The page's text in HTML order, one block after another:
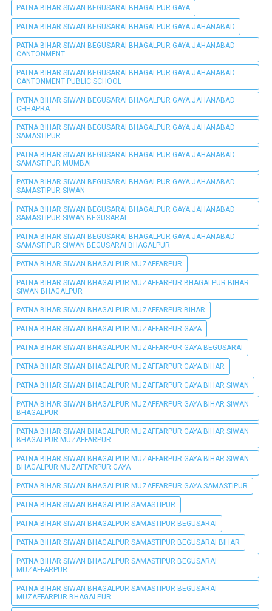
PATNA BIHAR SIWAN BEGUSARAI BHAGALPUR GAYA
PATNA BIHAR SIWAN BEGUSARAI BHAGALPUR GAYA JAHANABAD
PATNA BIHAR SIWAN BEGUSARAI BHAGALPUR GAYA JAHANABAD
CANTONMENT
PATNA BIHAR SIWAN BEGUSARAI BHAGALPUR GAYA JAHANABAD
CANTONMENT PUBLIC SCHOOL
PATNA BIHAR SIWAN BEGUSARAI BHAGALPUR GAYA JAHANABAD
CHHAPRA
PATNA BIHAR SIWAN BEGUSARAI BHAGALPUR GAYA JAHANABAD
SAMASTIPUR
PATNA BIHAR SIWAN BEGUSARAI BHAGALPUR GAYA JAHANABAD
SAMASTIPUR MUMBAI
PATNA BIHAR SIWAN BEGUSARAI BHAGALPUR GAYA JAHANABAD
SAMASTIPUR SIWAN
PATNA BIHAR SIWAN BEGUSARAI BHAGALPUR GAYA JAHANABAD
SAMASTIPUR SIWAN BEGUSARAI
PATNA BIHAR SIWAN BEGUSARAI BHAGALPUR GAYA JAHANABAD
SAMASTIPUR SIWAN BEGUSARAI BHAGALPUR
PATNA BIHAR SIWAN BHAGALPUR MUZAFFARPUR
PATNA BIHAR SIWAN BHAGALPUR MUZAFFARPUR BHAGALPUR BIHAR
SIWAN BHAGALPUR
PATNA BIHAR SIWAN BHAGALPUR MUZAFFARPUR BIHAR
PATNA BIHAR SIWAN BHAGALPUR MUZAFFARPUR GAYA
PATNA BIHAR SIWAN BHAGALPUR MUZAFFARPUR GAYA BEGUSARAI
PATNA BIHAR SIWAN BHAGALPUR MUZAFFARPUR GAYA BIHAR
PATNA BIHAR SIWAN BHAGALPUR MUZAFFARPUR GAYA BIHAR SIWAN
PATNA BIHAR SIWAN BHAGALPUR MUZAFFARPUR GAYA BIHAR SIWAN
BHAGALPUR
PATNA BIHAR SIWAN BHAGALPUR MUZAFFARPUR GAYA BIHAR SIWAN
BHAGALPUR MUZAFFARPUR
PATNA BIHAR SIWAN BHAGALPUR MUZAFFARPUR GAYA BIHAR SIWAN
BHAGALPUR MUZAFFARPUR GAYA
PATNA BIHAR SIWAN BHAGALPUR MUZAFFARPUR GAYA SAMASTIPUR
PATNA BIHAR SIWAN BHAGALPUR SAMASTIPUR
PATNA BIHAR SIWAN BHAGALPUR SAMASTIPUR BEGUSARAI
PATNA BIHAR SIWAN BHAGALPUR SAMASTIPUR BEGUSARAI BIHAR
PATNA BIHAR SIWAN BHAGALPUR SAMASTIPUR BEGUSARAI
MUZAFFARPUR
PATNA BIHAR SIWAN BHAGALPUR SAMASTIPUR BEGUSARAI
MUZAFFARPUR BHAGALPUR